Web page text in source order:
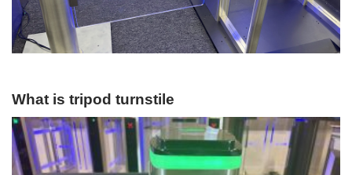
What is tripod turnstile